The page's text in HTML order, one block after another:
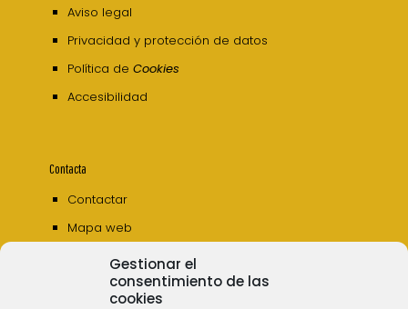
Gestionar el
consentimiento de las
cookies
Aviso legal
Privacidad y protección de datos
Política de Cookies
Accesibilidad
Contacta
Contactar
Mapa web